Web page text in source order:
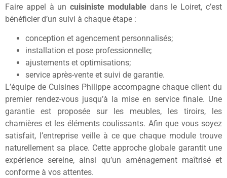
Faire appel à uncuisiniste modulabledans le Loiret, c’est
bénéficier d’un suivi à chaque étape :
conception et agencement personnalisés;
installation et pose professionnelle;
ajustements et optimisations;
service après-vente et suivi de garantie.
L’équipe de Cuisines Philippe accompagne chaque client du
premier rendez-vous jusqu’à la mise en service finale. Une
garantie est proposée sur les meubles, les tiroirs, les
charnières et les éléments coulissants. Afin que vous soyez
satisfait, l’entreprise veille à ce que chaque module trouve
naturellement sa place. Cette approche globale garantit une
expérience sereine, ainsi qu’un aménagement maîtrisé et
conforme à vos attentes.